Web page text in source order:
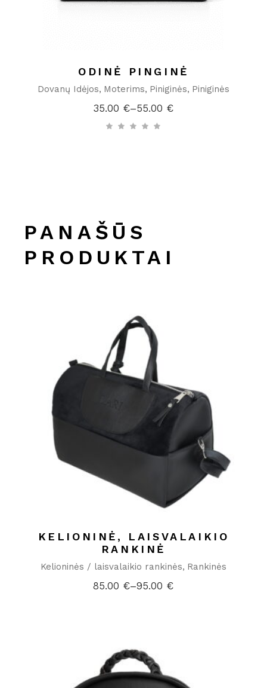
ODINĖ PINGINĖ
Dovanų Idėjos Moterims Piniginės Piniginės
35.00 €–55.00 €
Price
range:
35.00 €
PANAŠŪS
PRODUKTAI
KELIONINĖ, LAISVALAIKIO
RANKINĖ
Kelioninės / laisvalaikio rankinės Rankinės
85.00 €–95.00 €
Price